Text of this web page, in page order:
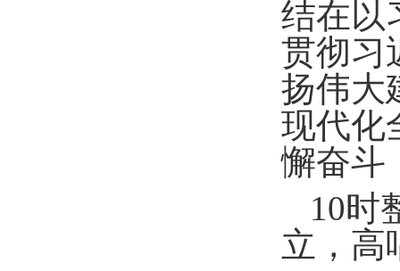
结在以
贯彻习
扬伟大
现代化
懈奋斗
10时
立，高